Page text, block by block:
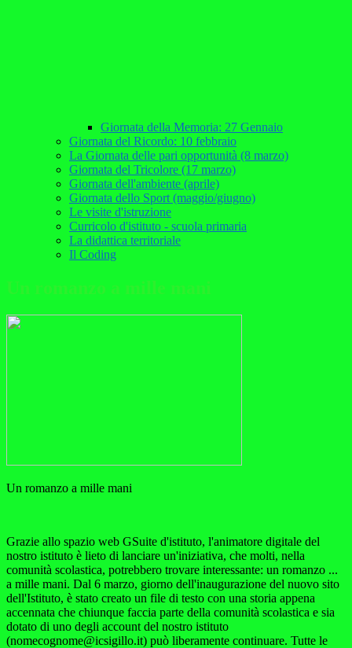
Giornata della Memoria: 27 Gennaio
Giornata del Ricordo: 10 febbraio
La Giornata delle pari opportunità (8 marzo)
Giornata del Tricolore (17 marzo)
Giornata dell'ambiente (aprile)
Giornata dello Sport (maggio/giugno)
Le visite d'istruzione
Curricolo d'istituto - scuola primaria
La didattica territoriale
Il Coding
Un romanzo a mille mani
Un romanzo a mille mani
Grazie allo spazio web GSuite d'istituto, l'animatore digitale del
nostro istituto è lieto di lanciare un'iniziativa, che molti, nella
comunità scolastica, potrebbero trovare interessante: un romanzo ...
a mille mani. Dal 6 marzo, giorno dell'inaugurazione del nuovo sito
dell'Istituto, è stato creato un file di testo con una storia appena
accennata che chiunque faccia parte della comunità scolastica e sia
dotato di uno degli account del nostro istituto
(nomecognome@icsigillo.it) può liberamente continuare. Tutte le